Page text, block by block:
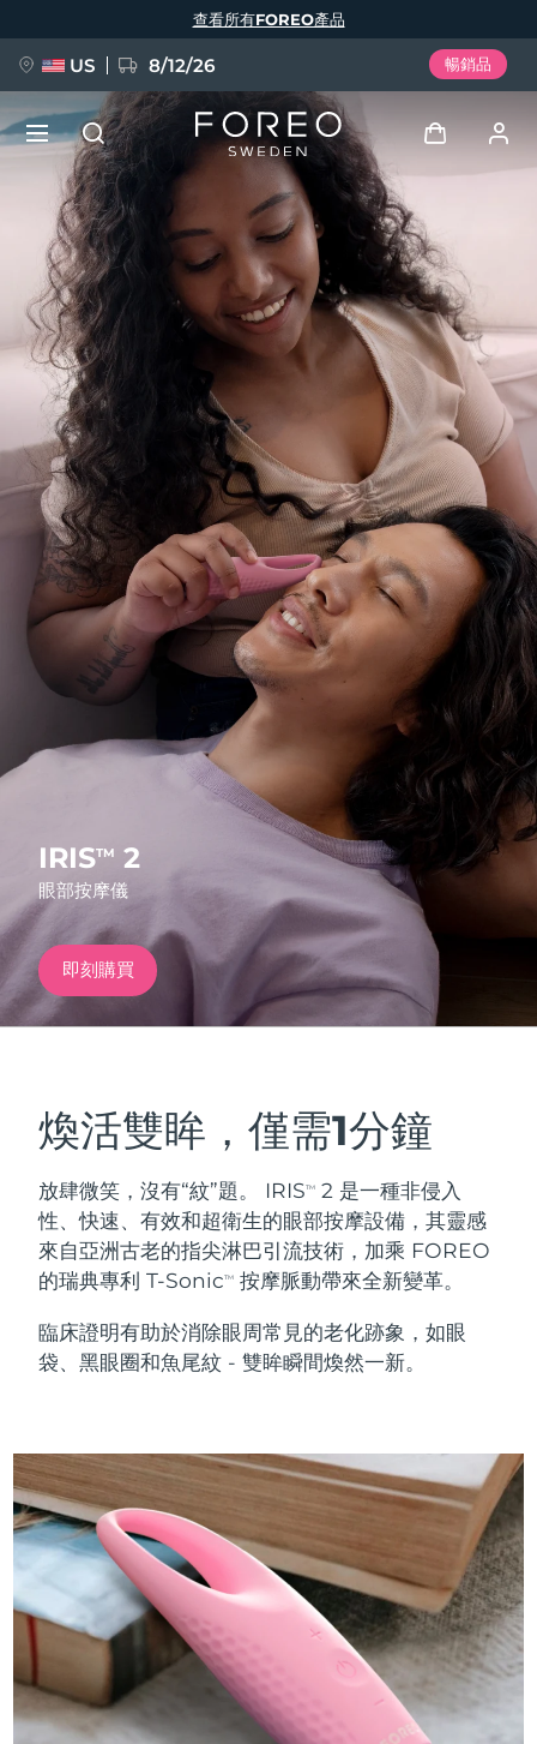
IRISTM 2
眼部按摩儀
即刻購買
煥活雙眸，僅需1分鐘
放肆微笑，沒有“紋”題。 IRISTM
2 是一種非侵入
性、快速、有效和超衛生的眼部按摩設備，其靈感
來自亞洲古老的指尖淋巴引流技術，加乘 FOREO
的瑞典專利 T-SonicTM 按摩脈動帶來全新變革。
臨床證明有助於消除眼周常見的老化跡象，如眼
袋、黑眼圈和魚尾紋 - 雙眸瞬間煥然一新。
查看所有FOREO產品
US 8/12/26 暢銷品
用戶信息
我的設備
我的訂單
我的地址
我的訂閱
新品
FAQ™ Pure Beauty-Tech Elixir
BREAKING NEWS
issa™ Teeth Whitening Set
FAQ™ Dual LED Panel
特別優惠 暢銷產品
紅光療法
面部清潔
LUNA™ 4 套裝
Anti-aging massage
LUNA™ 4 Men
For men, anti-aging massage
LUNA™ 4 mini
For young skin, T-zone
緊致提拉
BEAR™ 2 套裝
Microcurrent toning
BEAR™ 2 eyes & lips
Microcurrent line smoothing device
面部提拉護理
Premium anti-aging skincare
補水保濕
UFO™ 3 LED
Near-infrared and red light therapy
device
UFO™ 3 mini
Red light therapy device for young skin
口腔護理
issa™ 4 plus
Smart hybrid silicone sonic toothbrush
issa™ 4 smile
Hybrid silicone sonic toothbrush
FAQ™ 101
Clinical anti-aging
LED 護理
NEW
FAQ™ 201
LED mask
生髮 肌膚年輕化
NEW
語言
English Deutsch
Español
Français
Italiano
Português
Polski
Svenska
Русский
Türkçe
简体中文 繁體中文
發貨國家
美國 預計送達日期 8/12/26
英國 預計送達日期 8/11/26
預計送達日期 8/11/26
預計送達日期 8/14/26
預計送達日期 8/11/26
德國 預計送達日期
加拿大 預計送達日期
奧地利 預計送達日期
比利時 預計送達日期8/11/26
百慕達 預計送達日期8/17/26
波士尼亞與赫塞哥維納 預計送達日期8/14/26
保加利亞 預計送達日期8/11/26
加拿大 預計送達日期8/15/26
智利 預計送達日期 8/15/26
中國 預計送達日期 8/11/26
哥倫比亞 預計送達日期 8/15/26
克羅埃西亞 預計送達日期 8/11/26